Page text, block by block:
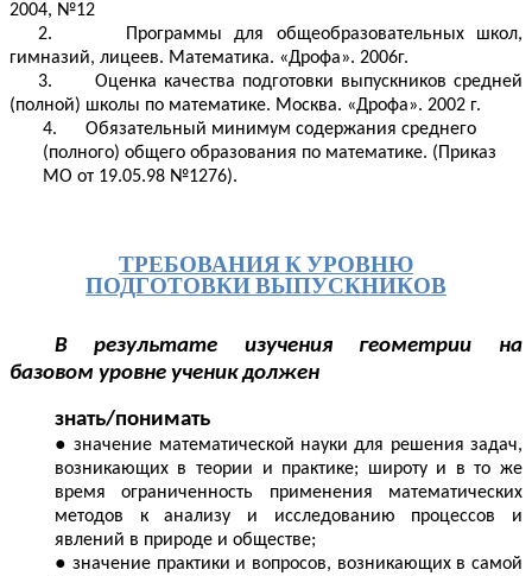
2004, №12
2. Программы для общеобразовательных школ,
гимназий, лицеев. Математика. «Дрофа». 2006г.
3. Оценка качества подготовки выпускников средней
(полной) школы по математике. Москва. «Дрофа». 2002 г.
4. Обязательный минимум содержания среднего
(полного) общего образования по математике. (Приказ
МО от 19.05.98 №1276).
ТРЕБОВАНИЯ К УРОВНЮ
ПОДГОТОВКИ ВЫПУСКНИКОВ
В результате изучения геометрии на
базовом уровне ученик должен
знать/понимать
значение математической науки для решения задач,
возникающих в теории и практике; широту и в то же
время ограниченность применения математических
методов к анализу и исследованию процессов и
явлений в природе и обществе;
значение практики и вопросов, возникающих в самой